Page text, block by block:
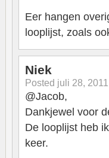
Eer hangen
looplijst, zoals
Niek
Posted juli 28,
@Jacob,
Dankjewel voor
De looplijst heb
keer.